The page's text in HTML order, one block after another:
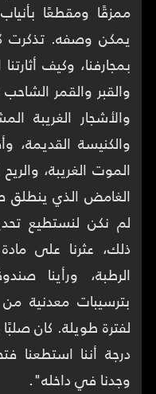
ممزقًا ومقطعًا
يمكن وصفه. تذكرت
بمجارفنا، وكيف
والقبر والقمر
والأشجار الغريبة
والكنيسة القديمة،
الموت الغريبة،
الغامض الذي ينطلق
لم نكن لنستطيع
ذلك، عثرنا على
الرطبة، ورأينا
بترسيبات معدنية
لفترة طويلة. كان
درجة أننا استطعنا
وجدنا في داخله".